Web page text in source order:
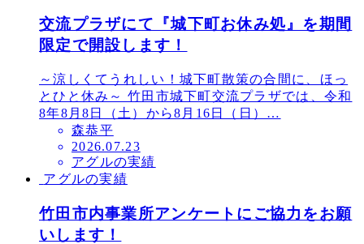
交流プラザにて『城下町お休み処』を期間
限定で開設します！
～涼しくてうれしい！城下町散策の合間に、ほっ
とひと休み～ 竹田市城下町交流プラザでは、令和
8年8月8日（土）から8月16日（日）…
森恭平
投
稿
日
2026.07.23
アグルの実績
アグルの実績
竹田市内事業所アンケートにご協力をお願
いします！